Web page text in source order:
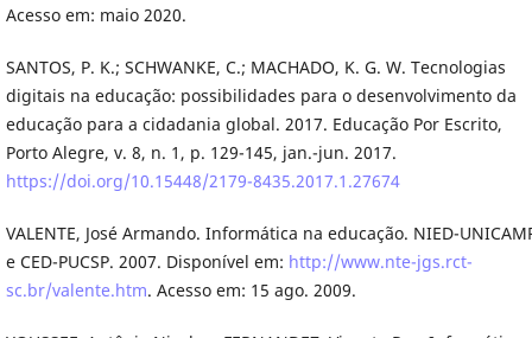
Acesso em: maio 2020.
SANTOS, P. K.; SCHWANKE, C.; MACHADO, K. G. W. Tecnologias
digitais na educação: possibilidades para o desenvolvimento da
educação para a cidadania global. 2017. Educação Por Escrito,
Porto Alegre, v. 8, n. 1, p. 129-145, jan.-jun. 2017.
https://doi.org/10.15448/2179-8435.2017.1.27674
VALENTE, José Armando. Informática na educação. NIED-
e CED-PUCSP. 2007. Disponível em: http://www.nte-jgs.rct-
sc.br/valente.htm. Acesso em: 15 ago. 2009.